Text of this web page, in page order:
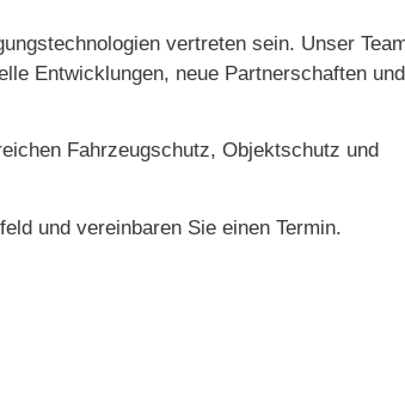
vertreten sein. Unser
Entwicklungen, neue Partnerschaften und
Fahrzeugschutz, Objektschutz und
und vereinbaren Sie einen Termin.